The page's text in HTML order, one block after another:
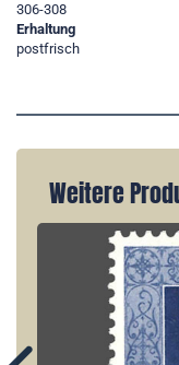
306-308
Erhaltung
postfrisch
Weitere